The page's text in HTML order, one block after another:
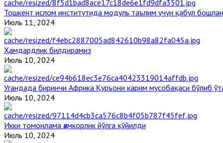
Тошкент ислом институтида модуль таълим учун қабул
Июль 11, 2024
Ҳамдардлик билдирамиз
Июль 10, 2024
Угандада биринчи Aфрика Қуръони карим мусобақаси бўлиб
Июль 10, 2024
Икки томонлама ҳамкорлик йўлга қўйилди
Июль 10, 2024